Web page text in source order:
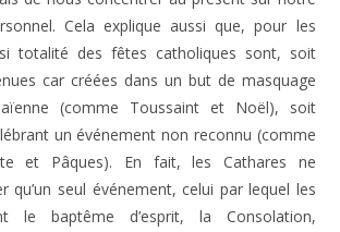
Cela explique aussi que, pour les
totalité des fêtes catholiques sont, soit
car créées dans un but de masquage
(comme Toussaint et Noël), soit
un événement non reconnu (comme
et Pâques). En fait, les Cathares ne
qu’un seul événement, celui par lequel les
le baptême d’esprit, la Consolation,